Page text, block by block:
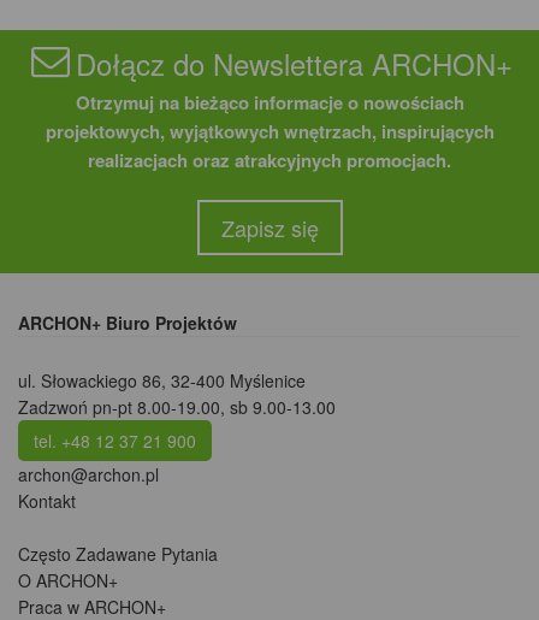
Dołącz do Newslettera ARCHON+
Otrzymuj na bieżąco informacje o nowościach
projektowych, wyjątkowych wnętrzach, inspirujących
realizacjach oraz atrakcyjnych promocjach.
Zapisz się
ARCHON+ Biuro Projektów
ul. Słowackiego 86, 32-400 Myślenice
Zadzwoń pn-pt 8.00-19.00, sb 9.00-13.00
tel. +48 12 37 21 900
archon@archon.pl
Kontakt
Często Zadawane Pytania
O ARCHON+
Praca w ARCHON+